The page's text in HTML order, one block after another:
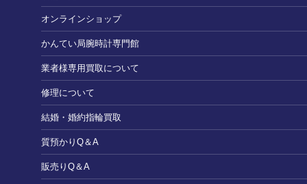
オンラインショップ
かんてい局腕時計専門館
業者様専用買取について
修理について
結婚・婚約指輪買取
質預かりQ＆A
販売りQ＆A